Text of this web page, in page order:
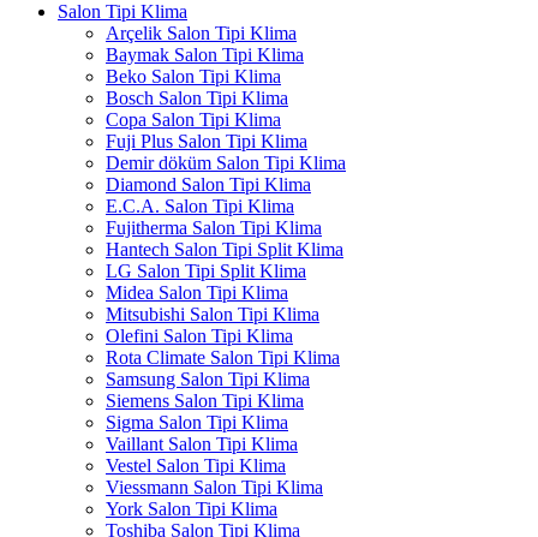
Salon Tipi Klima
Arçelik Salon Tipi Klima
Baymak Salon Tipi Klima
Beko Salon Tipi Klima
Bosch Salon Tipi Klima
Copa Salon Tipi Klima
Fuji Plus Salon Tipi Klima
Demir döküm Salon Tipi Klima
Diamond Salon Tipi Klima
E.C.A. Salon Tipi Klima
Fujitherma Salon Tipi Klima
Hantech Salon Tipi Split Klima
LG Salon Tipi Split Klima
Midea Salon Tipi Klima
Mitsubishi Salon Tipi Klima
Olefini Salon Tipi Klima
Rota Climate Salon Tipi Klima
Samsung Salon Tipi Klima
Siemens Salon Tipi Klima
Sigma Salon Tipi Klima
Vaillant Salon Tipi Klima
Vestel Salon Tipi Klima
Viessmann Salon Tipi Klima
York Salon Tipi Klima
Toshiba Salon Tipi Klima